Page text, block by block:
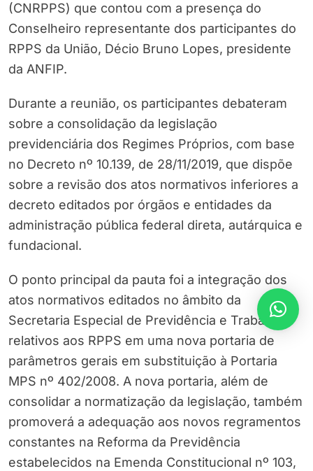
(CNRPPS) que contou com a presença do
Conselheiro representante dos participantes do
RPPS da União, Décio Bruno Lopes, presidente
da ANFIP.
Durante a reunião, os participantes debateram
sobre a consolidação da legislação
previdenciária dos Regimes Próprios, com base
no Decreto nº 10.139, de 28/11/2019, que dispõe
sobre a revisão dos atos normativos inferiores a
decreto editados por órgãos e entidades da
administração pública federal direta, autárquica e
fundacional.
O ponto principal da pauta foi a integração dos
atos normativos editados no âmbito da
Secretaria Especial de Previdência e Trabalho
relativos aos RPPS em uma nova portaria de
parâmetros gerais em substituição à Portaria
MPS nº 402/2008. A nova portaria, além de
consolidar a normatização da legislação, também
promoverá a adequação aos novos regramentos
constantes na Reforma da Previdência
estabelecidos na Emenda Constitucional nº 103,